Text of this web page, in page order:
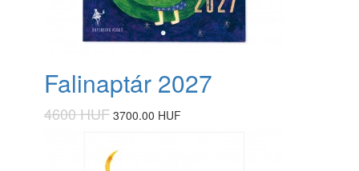
Falinaptár 2027
4600 HUF 3700.00 HUF